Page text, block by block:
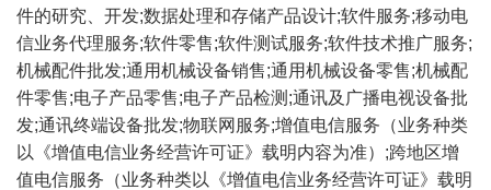
件的研究、开发;数据处理和存储产品设计;软件服务;移动电
信业务代理服务;软件零售;软件测试服务;软件技术推广服务;
机械配件批发;通用机械设备销售;通用机械设备零售;机械配
件零售;电子产品零售;电子产品检测;通讯及广播电视设备批
发;通讯终端设备批发;物联网服务;增值电信服务（业务种类
以《增值电信业务经营许可证》载明内容为准）;跨地区增
值电信服务（业务种类以《增值电信业务经营许可证》载明